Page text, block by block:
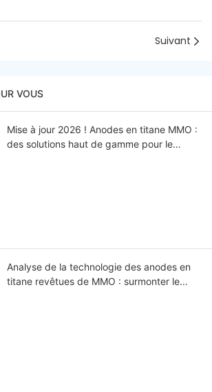
Suivant
VOUS
Mise à jour 2026 ! Anodes en titane MMO :
des solutions haut de gamme pour le
Analyse de la technologie des anodes en
titane revêtues de MMO : surmonter le